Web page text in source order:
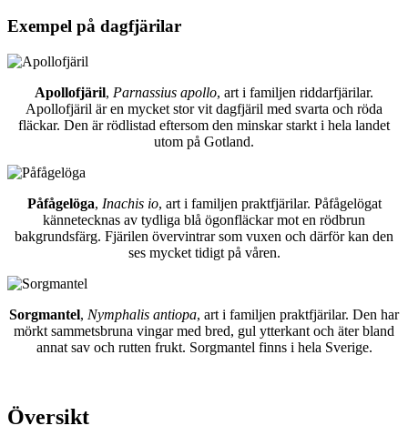
Exempel på dagfjärilar
Apollofjäril, Parnassius apollo, art i familjen riddarfjärilar.
Apollofjäril är en mycket stor vit dagfjäril med svarta och röda
fläckar. Den är rödlistad eftersom den minskar starkt i hela landet
utom på Gotland.
Påfågelöga, Inachis io, art i familjen praktfjärilar. Påfågelögat
kännetecknas av tydliga blå ögonfläckar mot en rödbrun
bakgrundsfärg. Fjärilen övervintrar som vuxen och därför kan den
ses mycket tidigt på våren.
Sorgmantel, Nymphalis antiopa, art i familjen praktfjärilar. Den har
mörkt sammetsbruna vingar med bred, gul ytterkant och äter bland
annat sav och rutten frukt. Sorgmantel finns i hela Sverige.
Översikt